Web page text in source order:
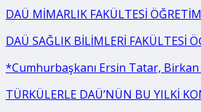
DAÜ MİMARLIK FAKÜLTESİ
DAÜ SAĞLIK BİLİMLERİ FAKÜLTESİ
*Cumhurbaşkanı Ersin Tatar, Birkan
TÜRKÜLERLE DAÜ’NÜN BU YILKİ